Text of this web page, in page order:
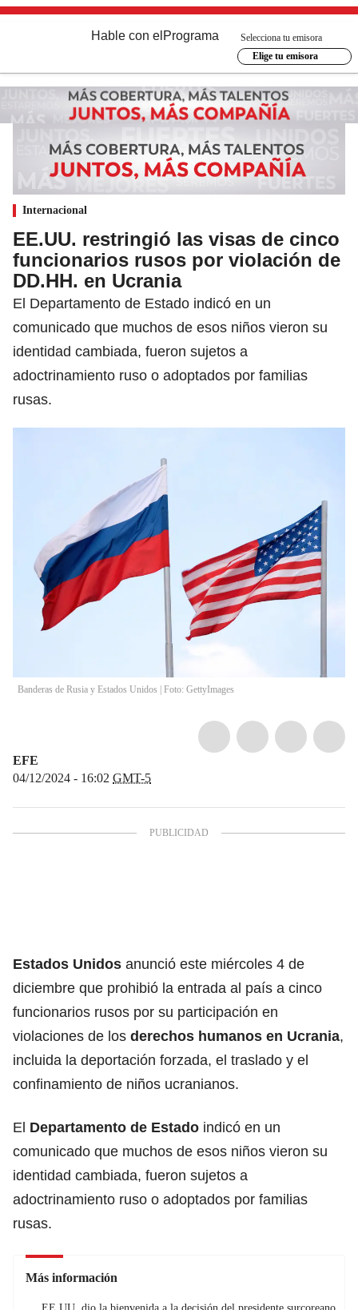
Hable con el Programa
Selecciona tu emisora
Elige tu emisora
Internacional
EE.UU. restringió las visas de cinco
funcionarios rusos por violación de
DD.HH. en Ucrania
El Departamento de Estado indicó en un
comunicado que muchos de esos niños vieron su
identidad cambiada, fueron sujetos a
adoctrinamiento ruso o adoptados por familias
rusas.
Banderas de Rusia y Estados Unidos | Foto: GettyImages
EFE
04/12/2024 - 16:02 GMT-5
Estados Unidos anunció este miércoles 4 de
diciembre que prohibió la entrada al país a cinco
funcionarios rusos por su participación en
violaciones de los derechos humanos en Ucrania,
incluida la deportación forzada, el traslado y el
confinamiento de niños ucranianos.
El Departamento de Estado indicó en un
comunicado que muchos de esos niños vieron su
identidad cambiada, fueron sujetos a
adoctrinamiento ruso o adoptados por familias
rusas.
Más información